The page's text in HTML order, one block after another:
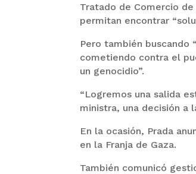
Tratado de Comercio
permitan encontrar
Pero también buscando
cometiendo contra el
un genocidio”.
“Logremos una salida
ministra, una decisión a
En la ocasión, Prada
en la Franja de Gaza.
También comunicó